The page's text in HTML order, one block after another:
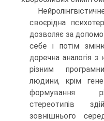
своєрідна
дозволяє за
себе і потім
доречна аналогія
різним
людини, крім
формування
стереотипів
зовнішнього